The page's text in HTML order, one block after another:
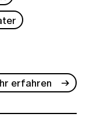
erfahren